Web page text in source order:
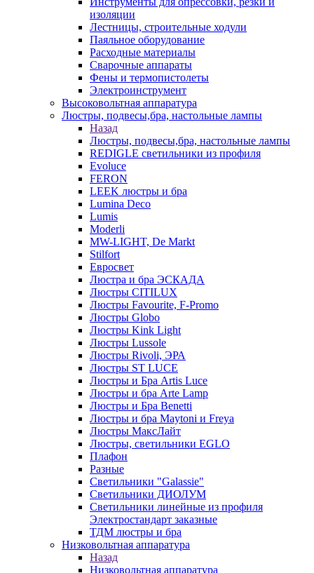
изоляции
Лестницы, строительные ходули
Паяльное оборудование
Расходные материалы
Сварочные аппараты
Фены и термопистолеты
Электроинструмент
Высоковольтная аппаратура
Люстры, подвесы,бра, настольные лампы
Назад
Люстры, подвесы,бра, настольные лампы
REDIGLE светильники из профиля
Evoluce
FERON
LEEK люстры и бра
Lumina Deco
Lumis
Moderli
MW-LIGHT, De Markt
Stilfort
Евросвет
Люстра и бра ЭСКАДА
Люстры CITILUX
Люстры Favourite, F-Promo
Люстры Globo
Люстры Kink Light
Люстры Lussole
Люстры Rivoli, ЭРА
Люстры ST LUCE
Люстры и Бра Artis Luce
Люстры и бра Arte Lamp
Люстры и Бра Benetti
Люстры и бра Maytoni и Freya
Люстры МаксЛайт
Люстры, светильники EGLO
Плафон
Разные
Светильники "Galassie"
Светильники ДИОЛУМ
Светильники линейные из профиля
Электростандарт заказные
ТДМ люстры и бра
Низковольтная аппаратура
Назад
Низковольтная аппаратура